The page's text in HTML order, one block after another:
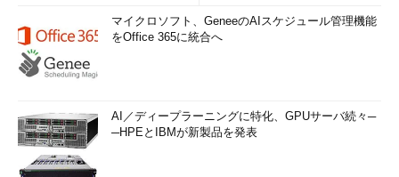
マイクロソフト、GeneeのAIスケジュール管理機能
をOffice 365に統合へ
AI／ディープラーニングに特化、GPUサーバ続々─
─HPEとIBMが新製品を発表